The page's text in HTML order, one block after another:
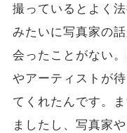
撮っているとよく
みたいに写真家の
会ったことがない
やアーティストが
てくれたんです。
ましたし、写真家